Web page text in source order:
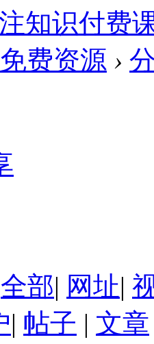
知识付费
费资源 ›
全部| 网址|
| 帖子 | 文章